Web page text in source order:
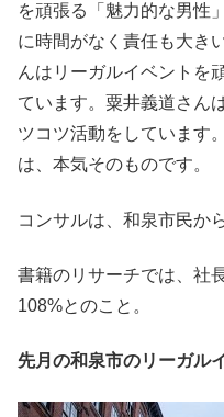
を頑張る「魅力的な男性
に時間がなく責任も大き
んはリーガルイベントを
ています。粟井義道さん
ツコツ活動をしています
は、本気そのものです。
コンサルは、和泉市民か
書籍のリサーチでは、社
108%とのこと。
先月の和泉市のリーガル